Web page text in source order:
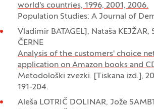
world's countries, 1996, 2001, 2006.
Population Studies: A Journal of
Vladimir BATAGELJ, Nataša KEJŽAR,
ČERNE
Analysis of the customers' choice
application on Amazon books and
Metodološki zvezki. [Tiskana izd.],
191-204.
Aleša LOTRIČ DOLINAR, Jože